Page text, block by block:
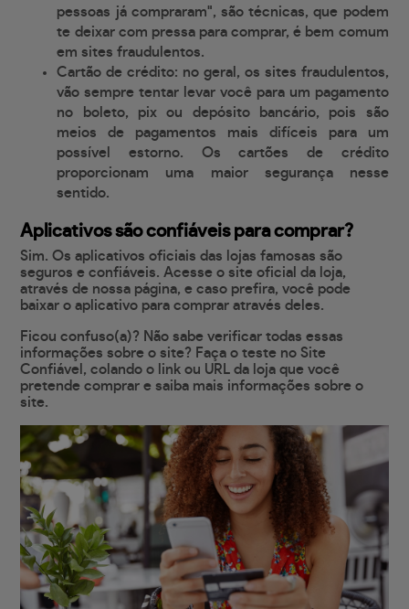
pessoas já compraram", são técnicas, que podem
te deixar com pressa para comprar, é bem comum
em sites fraudulentos.
Cartão de crédito: no geral, os sites fraudulentos,
vão sempre tentar levar você para um pagamento
no boleto, pix ou depósito bancário, pois são
meios de pagamentos mais difíceis para um
possível estorno. Os cartões de crédito
proporcionam uma maior segurança nesse
sentido.
Aplicativos são confiáveis para comprar?
Sim. Os aplicativos oficiais das lojas famosas são
seguros e confiáveis. Acesse o site oficial da loja,
através de nossa página, e caso prefira, você pode
baixar o aplicativo para comprar através deles.
Ficou confuso(a)? Não sabe verificar todas essas
informações sobre o site? Faça o teste no Site
Confiável, colando o link ou URL da loja que você
pretende comprar e saiba mais informações sobre o
site.